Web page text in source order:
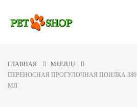
ГЛАВНАЯ
MEEJUU
ПЕРЕНОСНАЯ ПРОГУЛОЧНАЯ ПОИЛКА 380
МЛ